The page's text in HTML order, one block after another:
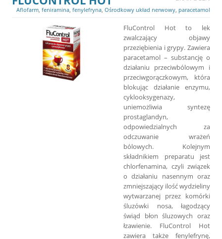
Aflofarm feniramina fenylefryna Ośrodkowy układ nerwowy paracetamol
FluControl Hot to lek
zwalczający objawy
przeziębienia i grypy. Zawiera
paracetamol – substancję o
działaniu przeciwbólowym i
przeciwgorączkowym, która
blokując działanie enzymu,
cyklooksygenazy,
uniemożliwia syntezę
prostaglandyn,
odpowiedzialnych za
odczuwanie wrażeń
bólowych. Kolejnym
składnikiem preparatu jest
chlorfenamina, czyli związek
o działaniu nasennym oraz
zmniejszający ilość wydzieliny
wytwarzanej przez komórki
śluzówki nosa, łagodzący
świąd błon śluzowych oraz
łzawienie. FluControl Hot
zawiera także fenylefrynę,